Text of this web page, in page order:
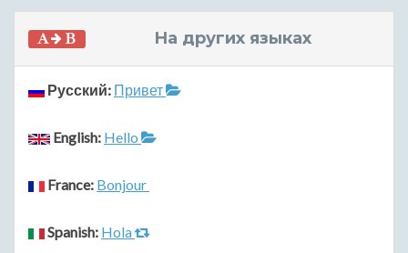
На других языках
Русский: Привет
English: Hello
France: Bonjour
Spanish: Hola